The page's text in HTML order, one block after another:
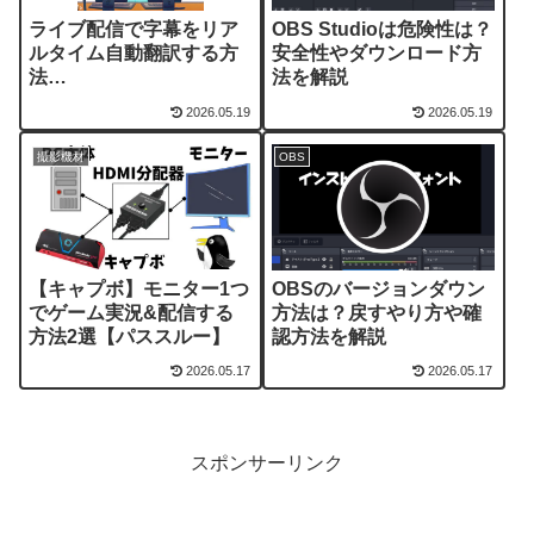
ライブ配信で字幕をリア
ルタイム自動翻訳する方
法
】
2026.05.19
OBS Studioは危険性は？
安全性やダウンロード方
法を解説
2026.05.19
撮影機材
【キャプボ】モニター1つ
でゲーム実況&配信する
方法2選【パススルー】
2026.05.17
OBS
OBSのバージョンダウン
方法は？戻すやり方や確
認方法を解説
2026.05.17
スポンサーリンク